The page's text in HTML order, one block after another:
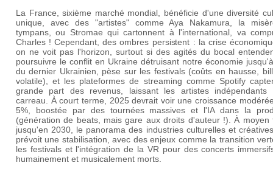
La France, sixième marché mondial, bénéficie d'une diversité
unique, avec des "artistes" comme Aya Nakamura, la
tympans, ou Stromae qui cartonnent à l'international, va
Charles ! Cependant, des ombres persistent : la crise
on ne voit pas l'horizon, surtout si des agités du bocal
poursuivre le conflit en Ukraine détruisant notre économie
du dernier Ukrainien, pèse sur les festivals (coûts en hausse,
volatile), et les plateformes de streaming comme Spotify
grande part des revenus, laissant les artistes indépendants
carreau. À court terme, 2025 devrait voir une croissance
5%, boostée par des tournées massives et l'IA dans la
(génération de beats, mais gare aux droits d'auteur !). À moyen
jusqu'en 2030, le panorama des industries culturelles et
prévoit une stabilisation, avec des enjeux comme la transition
les festivals et l'intégration de la VR pour des concerts
humainement et musicalement morts.